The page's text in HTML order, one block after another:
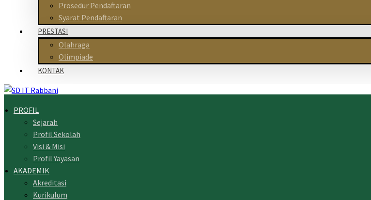
Prosedur Pendaftaran
Syarat Pendaftaran
PRESTASI
Olahraga
Olimpiade
KONTAK
PROFIL
Sejarah
Profil Sekolah
Visi & Misi
Profil Yayasan
AKADEMIK
Akreditasi
Kurikulum